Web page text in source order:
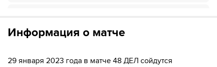
17 Временное удаление игрока "Мангейм" Марк Катич
Информация о матче
29 января 2023 года в матче 48 ДЕЛ сойдутся